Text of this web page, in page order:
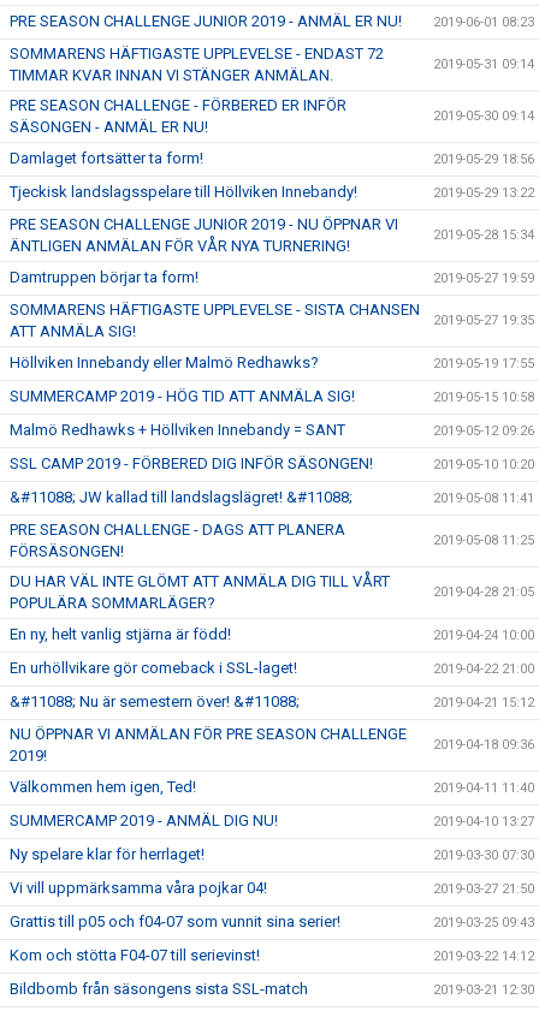
PRE SEASON CHALLENGE JUNIOR 2019 - ANMÄL ER NU! 2019-06-01 08:23
SOMMARENS HÄFTIGASTE UPPLEVELSE - ENDAST 72
TIMMAR KVAR INNAN VI STÄNGER ANMÄLAN.
2019-05-31 09:14
PRE SEASON CHALLENGE - FÖRBERED ER INFÖR
SÄSONGEN - ANMÄL ER NU!
2019-05-30 09:14
Damlaget fortsätter ta form! 2019-05-29 18:56
Tjeckisk landslagsspelare till Höllviken Innebandy! 2019-05-29 13:22
PRE SEASON CHALLENGE JUNIOR 2019 - NU ÖPPNAR VI
ÄNTLIGEN ANMÄLAN FÖR VÅR NYA TURNERING!
2019-05-28 15:34
Damtruppen börjar ta form! 2019-05-27 19:59
SOMMARENS HÄFTIGASTE UPPLEVELSE - SISTA CHANSEN
ATT ANMÄLA SIG!
2019-05-27 19:35
Höllviken Innebandy eller Malmö Redhawks? 2019-05-19 17:55
SUMMERCAMP 2019 - HÖG TID ATT ANMÄLA SIG! 2019-05-15 10:58
Malmö Redhawks + Höllviken Innebandy = SANT 2019-05-12 09:26
SSL CAMP 2019 - FÖRBERED DIG INFÖR SÄSONGEN! 2019-05-10 10:20
&#11088; JW kallad till landslagslägret! &#11088; 2019-05-08 11:41
PRE SEASON CHALLENGE - DAGS ATT PLANERA
FÖRSÄSONGEN!
2019-05-08 11:25
DU HAR VÄL INTE GLÖMT ATT ANMÄLA DIG TILL VÅRT
POPULÄRA SOMMARLÄGER?
2019-04-28 21:05
En ny, helt vanlig stjärna är född! 2019-04-24 10:00
En urhöllvikare gör comeback i SSL-laget! 2019-04-22 21:00
&#11088; Nu är semestern över! &#11088; 2019-04-21 15:12
NU ÖPPNAR VI ANMÄLAN FÖR PRE SEASON CHALLENGE
2019!
2019-04-18 09:36
Välkommen hem igen, Ted! 2019-04-11 11:40
SUMMERCAMP 2019 - ANMÄL DIG NU! 2019-04-10 13:27
Ny spelare klar för herrlaget! 2019-03-30 07:30
Vi vill uppmärksamma våra pojkar 04! 2019-03-27 21:50
Grattis till p05 och f04-07 som vunnit sina serier! 2019-03-25 09:43
Kom och stötta F04-07 till serievinst! 2019-03-22 14:12
Bildbomb från säsongens sista SSL-match 2019-03-21 12:30